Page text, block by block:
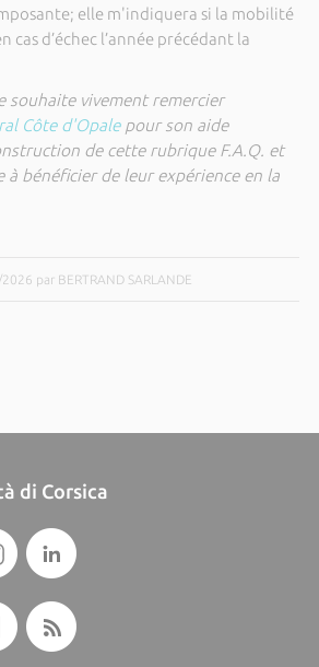
elle m'indiquera si la mobilité
cas d’échec l’année précédant la
souhaite vivement remercier
Côte d'Opalepour son aide
de cette rubrique F.A.Q. et
à bénéficier de leur expérience en la
par BERTRAND SARLANDE
di Corsica